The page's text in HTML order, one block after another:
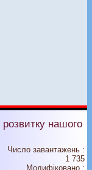
розвитку нашого
Число завантажень :
1 735
Модифіковано :